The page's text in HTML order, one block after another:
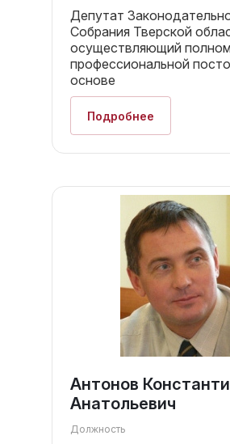
Депутат
Собрания Тверской
осуществляющий
профессиональной
основе
Подробнее
Антонов
Анатольевич
Должность